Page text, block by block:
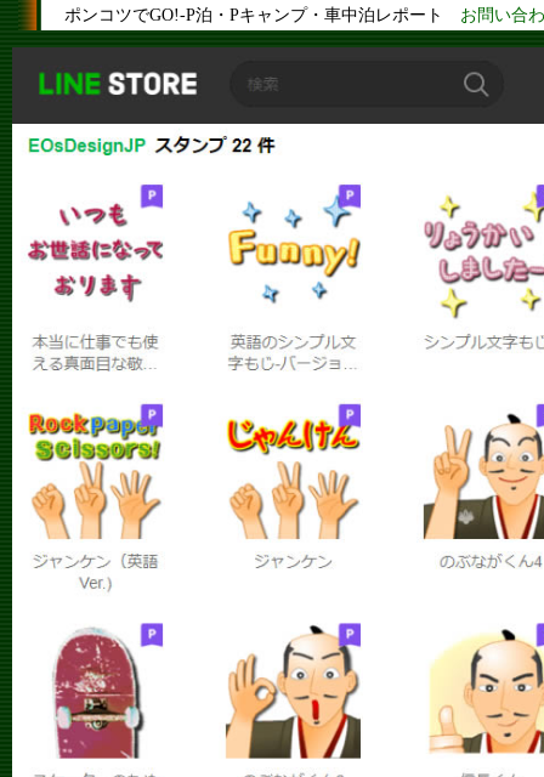
ポンコツでGO!-P泊・Pキャンプ・車中泊レポート お問い合